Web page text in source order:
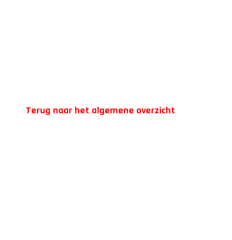
Terug naar het algemene overzicht